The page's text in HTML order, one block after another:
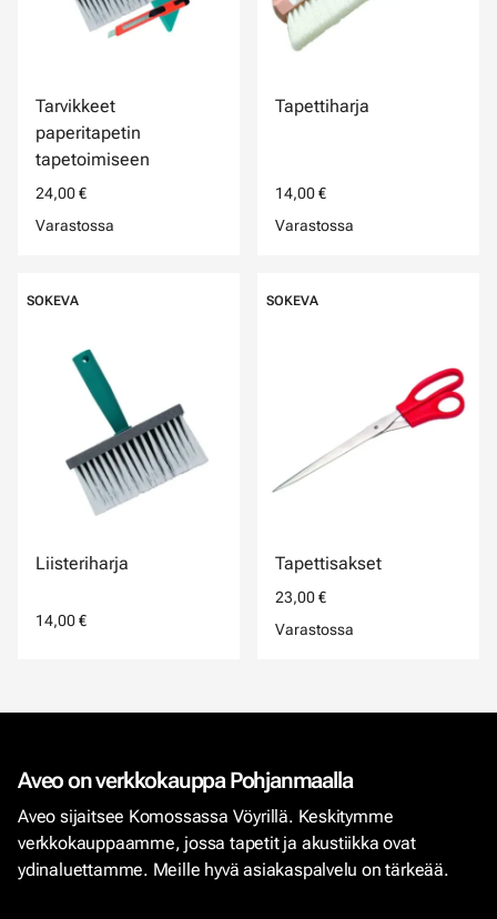
Tarvikkeet
paperitapetin
tapetoimiseen
24,00 €
Varastossa
Tapettiharja
14,00 €
Varastossa
SOKEVA
Liisteriharja
14,00 €
SOKEVA
Tapettisakset
23,00 €
Varastossa
Aveo on verkkokauppa Pohjanmaalla
Aveo sijaitsee Komossassa Vöyrillä. Keskitymme
verkkokauppaamme, jossa tapetit ja akustiikka ovat
ydinaluettamme. Meille hyvä asiakaspalvelu on tärkeää.